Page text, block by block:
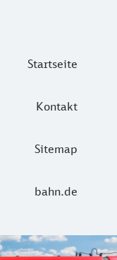
Startseite
Kontakt
Sitemap
bahn.de
Tickets